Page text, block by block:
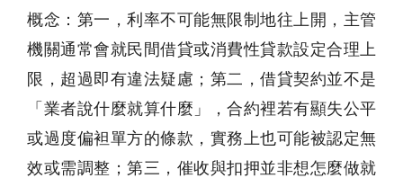
概念：第一，利率不可能無限制地往上開，主管
機關通常會就民間借貸或消費性貸款設定合理上
限，超過即有違法疑慮；第二，借貸契約並不是
「業者說什麼就算什麼」，合約裡若有顯失公平
或過度偏袒單方的條款，實務上也可能被認定無
效或需調整；第三，催收與扣押並非想怎麼做就